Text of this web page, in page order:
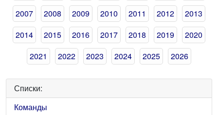
2007
2008 2009 2010 2011 2012
2013
2014
2015 2016 2017 2018 2019
2020
2021
2022 2023 2024 2025 2026
Списки:
Команды